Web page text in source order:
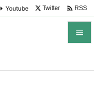

Youtube Twitter  RSS